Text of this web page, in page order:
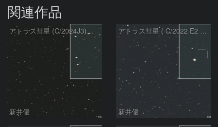
関連作品
アトラス彗星 (C/2024J3)：2026/08/05
新井優
アトラス彗星 ( C/2022 E2 )：2026/07/27
新井優